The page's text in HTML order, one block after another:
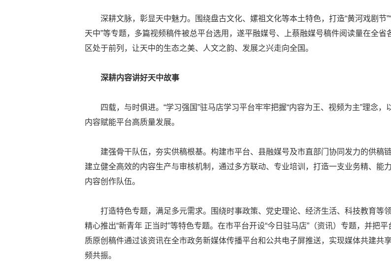
深耕文脉，彰显天中魅力。围绕盘古文化、嫘祖文化等本土特色，打造“黄河戏剧节
天中”等专题，多篇视频稿件被总平台选用，遂平融媒号、上蔡融媒号稿件阅读量在全省
区处于前列，让天中的生态之美、人文之韵、发展之兴走向全国。
深耕内容讲好天中故事
四载，与时俱进。“学习强国”驻马店学习平台牢牢把握“内容为王、视频为主”理念，
内容赋能平台高质量发展。
建强骨干队伍，夯实供稿根基。构建市平台、县融媒号及市直部门协同发力的供稿链
建立健全高效的内容生产与审核机制，通过多方联动、专业培训，打造一支业务精、能
内容创作队伍。
打造特色专题，满足多元需求。围绕时事政策、党史理论、经济生活、科技教育等领
精心推出“新青年 正当时”等特色专题。在市平台开设“今日驻马店”（资讯）专题，并把平
质原创稿件通过该资讯在全市政务新媒体传播平台和公共电子屏推送，实现媒体共建共
频共振。